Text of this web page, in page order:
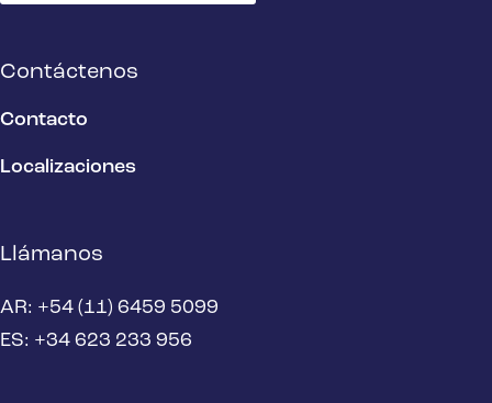
Contáctenos
Contacto
Localizaciones
Llámanos
AR: +54 (11) 6459 5099
ES: +34 623 233 956